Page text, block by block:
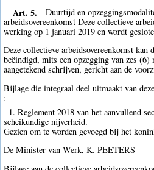
Art. 5.
Duurtijd en
arbeidsovereenkomst Deze collectieve
werking op 1 januari 2019 en wordt
Deze collectieve arbeidsovereenkomst
beëindigd, mits een opzegging van zes (6)
aangetekend schrijven, gericht aan de
Bijlage die integraal deel uitmaakt van
:
1. Reglement 2018 van het aanvullend
scheikundige nijverheid.
Gezien om te worden gevoegd bij het
De Minister van Werk, K. PEETERS